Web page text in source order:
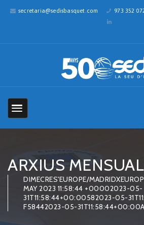
secretaria@sedisbasquet.com 973 352
ARXIUS
DIMECRES'EUROPE/
MAY 2023 11:58:44 +00002023-05-
31T11:58:44+00:00582023-05-
F58442023-05-